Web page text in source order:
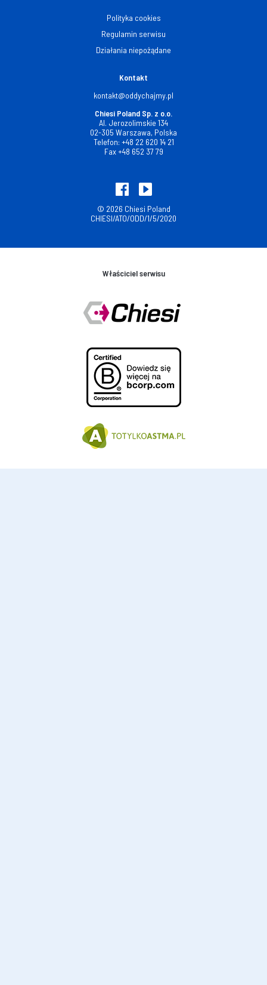
Polityka cookies
Regulamin serwisu
Działania niepożądane
Kontakt
kontakt@oddychajmy.pl
Chiesi Poland Sp. z o.o.
Al. Jerozolimskie 134
02-305 Warszawa, Polska
Telefon: +48 22 620 14 21
Fax+48 652 37 79
© 2026 Chiesi Poland
CHIESI/ATO/ODD/1/5/2020
Właściciel serwisu